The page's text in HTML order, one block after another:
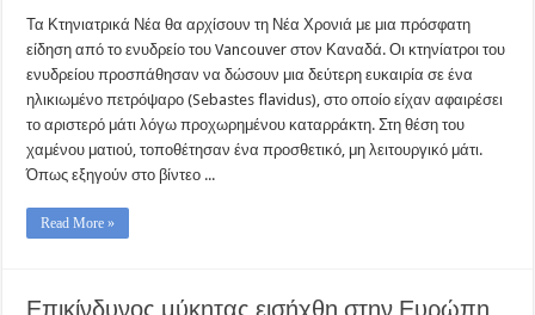
Τα Κτηνιατρικά Νέα θα αρχίσουν τη Νέα Χρονιά με μια πρόσφατη
είδηση από το ενυδρείο του Vancouver στον Καναδά. Οι κτηνίατροι του
ενυδρείου προσπάθησαν να δώσουν μια δεύτερη ευκαιρία σε ένα
ηλικιωμένο πετρόψαρο (Sebastes flavidus), στο οποίο είχαν αφαιρέσει
το αριστερό μάτι λόγω προχωρημένου καταρράκτη. Στη θέση του
χαμένου ματιού, τοποθέτησαν ένα προσθετικό, μη λειτουργικό μάτι.
Όπως εξηγούν στο βίντεο ...
Read More »
Επικίνδυνος μύκητας εισήχθη στην Ευρώπη